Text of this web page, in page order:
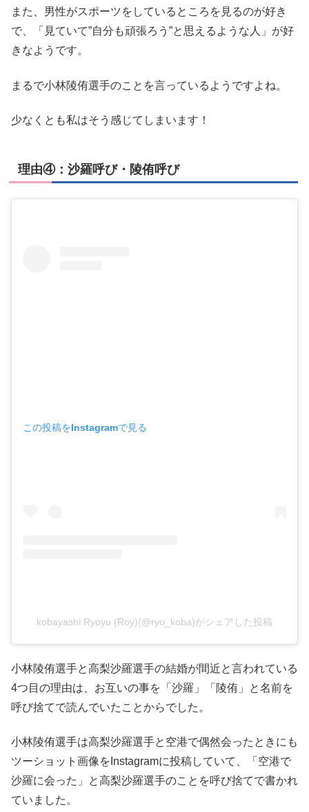
また、男性がスポーツをしているところを見るのが好き
で、「見ていて”自分も頑張ろう”と思えるような人」が好
きなようです。
まるで小林陵侑選手のことを言っているようですよね。
少なくとも私はそう感じてしまいます！
理由④：沙羅呼び・陵侑呼び
この投稿をInstagramで見る
kobayashi Ryoyu (Roy)(@ryo_koba)がシェアした投稿
小林陵侑選手と高梨沙羅選手の結婚が間近と言われている
4つ目の理由は、お互いの事を「沙羅」「陵侑」と名前を
呼び捨てで読んでいたことからでした。
小林陵侑選手は高梨沙羅選手と空港で偶然会ったときにも
ツーショット画像をInstagramに投稿していて、「空港で
沙羅に会った」と高梨沙羅選手のことを呼び捨てで書かれ
ていました。